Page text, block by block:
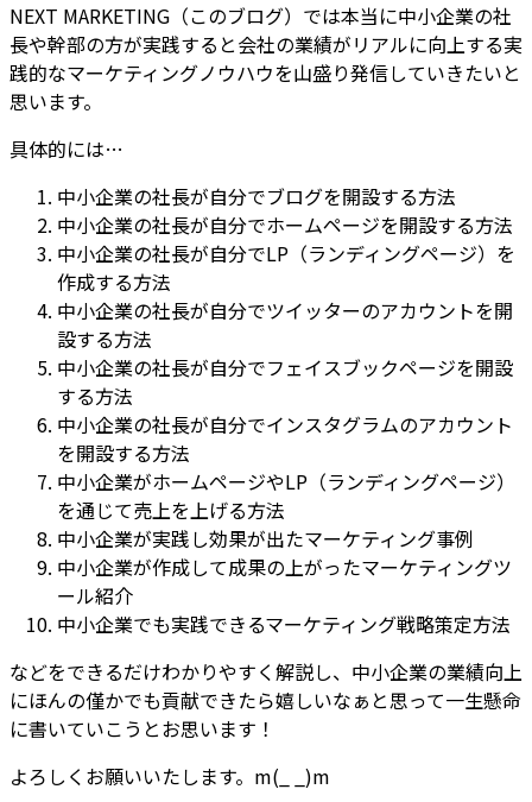
NEXT MARKETING（このブログ）では本当に中小企業の社
長や幹部の方が実践すると会社の業績がリアルに向上する実
践的なマーケティングノウハウを山盛り発信していきたいと
思います。
具体的には…
中小企業の社長が自分でブログを開設する方法
中小企業の社長が自分でホームページを開設する方法
中小企業の社長が自分でLP（ランディングページ）を
作成する方法
中小企業の社長が自分でツイッターのアカウントを開
設する方法
中小企業の社長が自分でフェイスブックページを開設
する方法
中小企業の社長が自分でインスタグラムのアカウント
を開設する方法
中小企業がホームページやLP（ランディングページ）
を通じて売上を上げる方法
中小企業が実践し効果が出たマーケティング事例
中小企業が作成して成果の上がったマーケティングツ
ール紹介
中小企業でも実践できるマーケティング戦略策定方法
などをできるだけわかりやすく解説し、中小企業の業績向上
にほんの僅かでも貢献できたら嬉しいなぁと思って一生懸命
に書いていこうとお思います！
よろしくお願いいたします。m(_ _)m